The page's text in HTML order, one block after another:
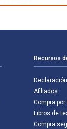
Recursos
Afiliados
Compra por
Libros de
Compra